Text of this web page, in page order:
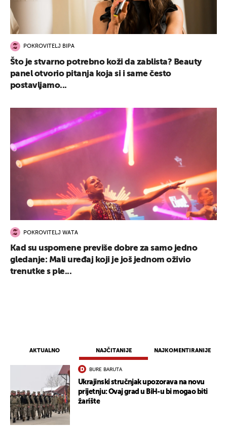
AKTUALNO NAJČITANIJE NAJKOMENTIRANIJE
BURE BARUTA
Ukrajinski stručnjak upozorava na novu
prijetnju: Ovaj grad u BiH-u bi mogao biti
žarište
POKROVITELJ BIPA
Što je stvarno potrebno koži da zablista? Beauty
panel otvorio pitanja koja si i same često
postavljamo...
POKROVITELJ WATA
Kad su uspomene previše dobre za samo jedno
gledanje: Mali uređaj koji je još jednom oživio
trenutke s ple...